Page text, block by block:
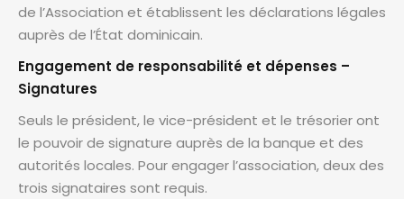
de l’Association et établissent les déclarations légales
auprès de l’État dominicain.
Engagement de responsabilité et dépenses –
Signatures
Seuls le président, le vice-président et le trésorier ont
le pouvoir de signature auprès de la banque et des
autorités locales. Pour engager l’association, deux des
trois signataires sont requis.